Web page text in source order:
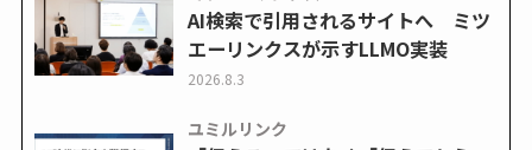
AI検索で引用されるサイトへ ミツ
エーリンクスが示すLLMO実装
2026.8.3
ユミルリンク